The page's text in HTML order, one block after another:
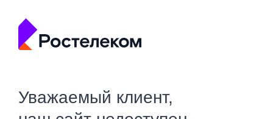
Уважаемый клиент,